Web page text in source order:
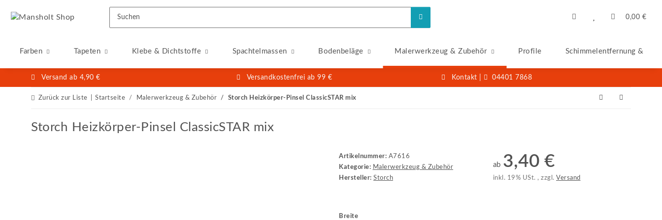
0,00 €
Farben Tapeten Klebe & Dichtstoffe Spachtelmassen Bodenbeläge Malerwerkzeug & Zubehör Profile Schimmelentfernung & -
Versand ab 4,90 € Versandkostenfrei ab 99 € Kontakt 04401 7868
Zurück zur Liste Startseite Malerwerkzeug & Zubehör Storch Heizkörper-Pinsel ClassicSTAR mix
Storch Heizkörper-Pinsel ClassicSTAR mix
Artikelnummer: A7616
Kategorie: Malerwerkzeug & Zubehör
Hersteller: Storch
ab 3,40 €
inkl. 19% USt. , zzgl. Versand
Breite